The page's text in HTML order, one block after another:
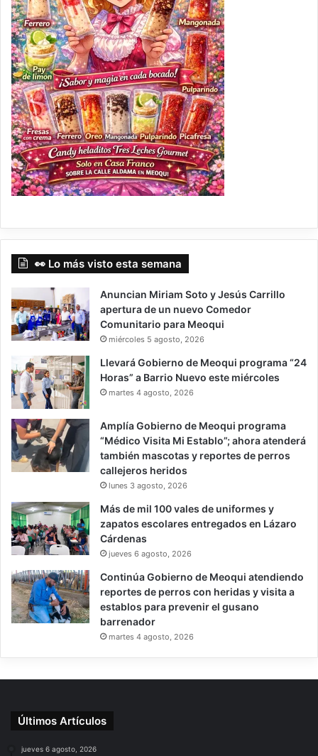
👀 Lo más visto esta semana
Anuncian Miriam Soto y Jesús Carrillo
apertura de un nuevo Comedor
Comunitario para Meoqui
miércoles 5 agosto, 2026
Llevará Gobierno de Meoqui programa “24
Horas” a Barrio Nuevo este miércoles
martes 4 agosto, 2026
Amplía Gobierno de Meoqui programa
“Médico Visita Mi Establo”; ahora atenderá
también mascotas y reportes de perros
callejeros heridos
lunes 3 agosto, 2026
Más de mil 100 vales de uniformes y
zapatos escolares entregados en Lázaro
Cárdenas
jueves 6 agosto, 2026
Continúa Gobierno de Meoqui atendiendo
reportes de perros con heridas y visita a
establos para prevenir el gusano
barrenador
martes 4 agosto, 2026
Últimos Artículos
jueves 6 agosto, 2026